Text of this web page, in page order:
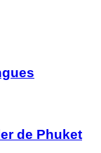
de Phuket